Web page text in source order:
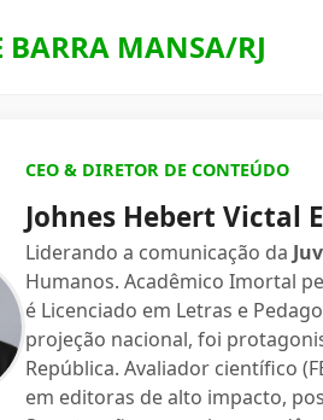
BARRA MANSA/RJ
CEO & DIRETOR DE CONTEÚDO
Johnes Hebert Victal
Liderando a comunicação da
Humanos. Acadêmico Imortal
é Licenciado em Letras e
projeção nacional, foi
República. Avaliador científico
em editoras de alto impacto,